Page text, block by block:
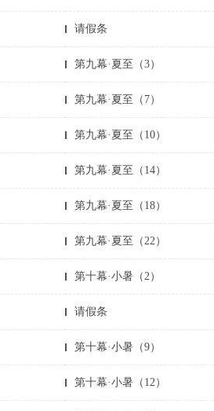
请假条
第九幕·夏至（3）
第九幕·夏至（7）
第九幕·夏至（10）
第九幕·夏至（14）
第九幕·夏至（18）
第九幕·夏至（22）
第十幕·小暑（2）
请假条
第十幕·小暑（9）
第十幕·小暑（12）